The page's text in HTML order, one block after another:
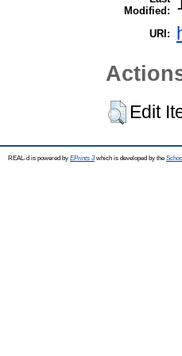
Modified:
URI:
Edit
REAL-d is powered by EPrints 3which is developed by the